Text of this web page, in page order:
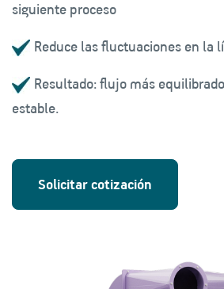
siguiente proceso
Reduce las fluctuaciones en la
Resultado: flujo más
estable.
Solicitar cotización